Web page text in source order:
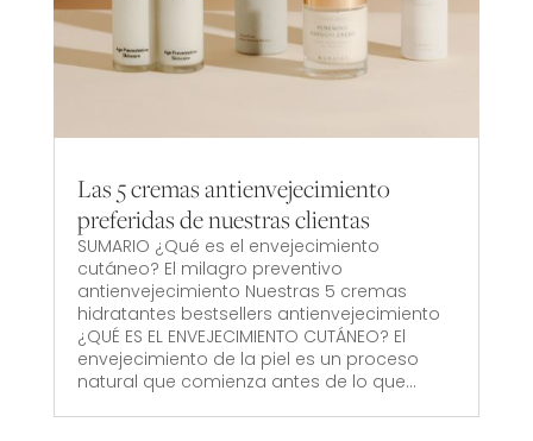
Las 5 cremas antienvejecimiento
preferidas de nuestras clientas
SUMARIO ¿Qué es el envejecimiento
cutáneo? El milagro preventivo
antienvejecimiento Nuestras 5 cremas
hidratantes bestsellers antienvejecimiento
¿QUÉ ES EL ENVEJECIMIENTO CUTÁNEO? El
envejecimiento de la piel es un proceso
natural que comienza antes de lo que...